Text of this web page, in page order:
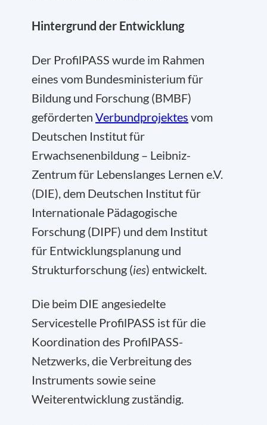
Hintergrund der Entwicklung
Der ProfilPASS wurde im Rahmen
eines vom Bundesministerium für
Bildung und Forschung (BMBF)
geförderten Verbundprojektes vom
Deutschen Institut für
Erwachsenenbildung – Leibniz-
Zentrum für Lebenslanges Lernen e.V.
(DIE), dem Deutschen Institut für
Internationale Pädagogische
Forschung (DIPF) und dem Institut
für Entwicklungsplanung und
Strukturforschung (ies) entwickelt.
Die beim DIE angesiedelte
Servicestelle ProfilPASS ist für die
Koordination des ProfilPASS-
Netzwerks, die Verbreitung des
Instruments sowie seine
Weiterentwicklung zuständig.